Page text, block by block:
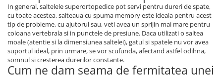
In general, saltelele superortopedice pot servi pentru dureri de spate,
cu toate acestea, salteaua cu spuma memory este ideala pentru acest
tip de probleme, cu ajutorul sau, veti avea un sprijin mai mare pentru
coloana vertebrala si in punctele de presiune. Daca utilizati o saltea
moale (atentie si la dimensiunea saltelei), gatul si spatele nu vor avea
suportul ideal, prin urmare, se vor scufunda, afectand astfel odihna,
somnul si cresterea durerilor constante.
Cum ne dam seama de fermitatea unei